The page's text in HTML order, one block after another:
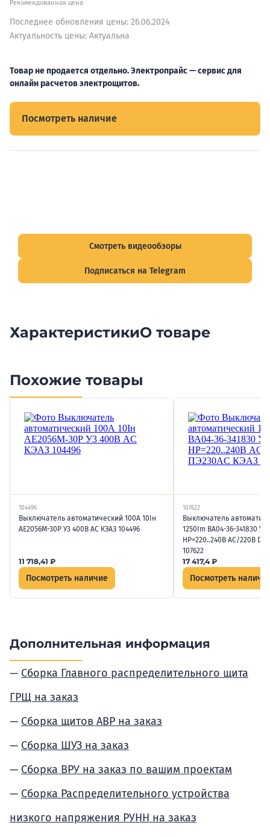
Рекомендованная цена
Последнее обновления цены: 26.06.2024
Актуальность цены: Актуальна
Товар не продается отдельно. Электропрайс — сервис для
онлайн расчетов электрощитов.
Посмотреть наличие
Смотреть видеообзоры
Подписаться на Telegram
ХарактеристикиО товаре
Похожие товары
104496
Выключатель автоматический 100А 10Iн
АЕ2056М-30Р У3 400В AC КЭАЗ 104496
11 718,41 ₽
Посмотреть наличие
107622
Выключатель
1250Im ВА04-36-341830
НР=220..240В AC/220В DC
107622
17 417,4₽
Посмотреть
Дополнительная информация
Сборка Главного распределительного щита
ГРЩ на заказ
Сборка щитов АВР на заказ
Сборка ШУЗ на заказ
Сборка ВРУ на заказ по вашим проектам
Сборка Распределительного устройства
низкого напряжения РУНН на заказ